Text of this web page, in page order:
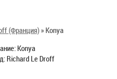
(Франция)» Konya
Konya
Richard Le Droff